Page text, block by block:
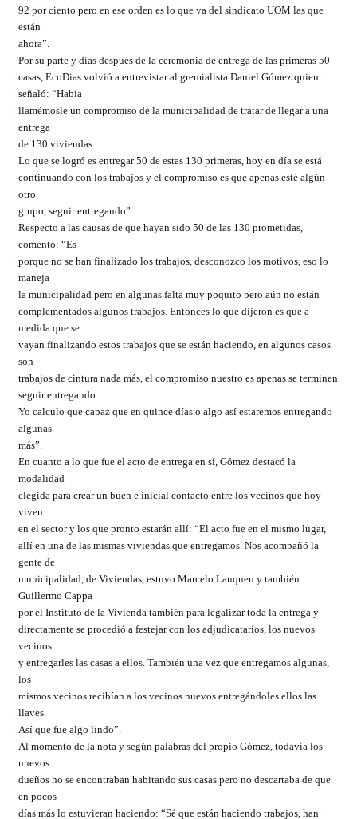
92 por ciento pero en ese orden es lo que va del sindicato UOM las que
están
ahora”.
Por su parte y días después de la ceremonia de entrega de las primeras 50
casas, EcoDias volvió a entrevistar al gremialista Daniel Gómez quien
señaló: “Había
llamémosle un compromiso de la municipalidad de tratar de llegar a una
entrega
de 130 viviendas.
Lo que se logró es entregar 50 de estas 130 primeras, hoy en día se está
continuando con los trabajos y el compromiso es que apenas esté algún
otro
grupo, seguir entregando”.
Respecto a las causas de que hayan sido 50 de las 130 prometidas,
comentó: “Es
porque no se han finalizado los trabajos, desconozco los motivos, eso lo
maneja
la municipalidad pero en algunas falta muy poquito pero aún no están
complementados algunos trabajos. Entonces lo que dijeron es que a
medida que se
vayan finalizando estos trabajos que se están haciendo, en algunos casos
son
trabajos de cintura nada más, el compromiso nuestro es apenas se terminen
seguir entregando.
Yo calculo que capaz que en quince días o algo así estaremos entregando
algunas
más”.
En cuanto a lo que fue el acto de entrega en sí, Gómez destacó la
modalidad
elegida para crear un buen e inicial contacto entre los vecinos que hoy
viven
en el sector y los que pronto estarán allí: “El acto fue en el mismo lugar,
allí en una de las mismas viviendas que entregamos. Nos acompañó la
gente de
municipalidad, de Viviendas, estuvo Marcelo Lauquen y también
Guillermo Cappa
por el Instituto de la Vivienda también para legalizar toda la entrega y
directamente se procedió a festejar con los adjudicatarios, los nuevos
vecinos
y entregarles las casas a ellos. También una vez que entregamos algunas,
los
mismos vecinos recibían a los vecinos nuevos entregándoles ellos las
llaves.
Así que fue algo lindo”.
Al momento de la nota y según palabras del propio Gómez, todavía los
nuevos
dueños no se encontraban habitando sus casas pero no descartaba de que
en pocos
días más lo estuvieran haciendo: “Sé que están haciendo trabajos, han